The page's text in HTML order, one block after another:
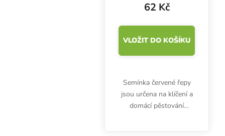
62 Kč
VLOŽIT DO KOŠÍKU
Semínka červené řepy
jsou určena na klíčení a
domácí pěstování